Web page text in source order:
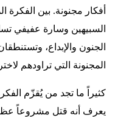
أفكار مجنونة. بين الفكرة
السبيهين وسارة عفيفي
الجنون والإبداع،
المجنونة التي تراودهم
كثيراً ما تجد من يُقزّم
يعرف أنه قتل مشروعاً